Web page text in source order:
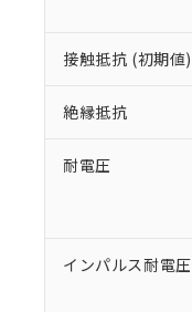
接触抵抗 (初期値)
絶縁抵抗
耐電圧
インパルス耐電圧